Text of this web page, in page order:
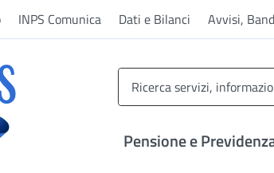
INPS Comunica Dati e Bilanci Avvisi,
Pensione e